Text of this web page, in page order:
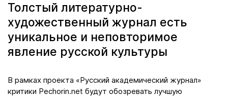
Толстый литературно-
художественный журнал есть
уникальное и неповторимое
явление русской культуры
В рамках проекта «Русский академический журнал»
критики Pechorin.net будут обозревать лучшую